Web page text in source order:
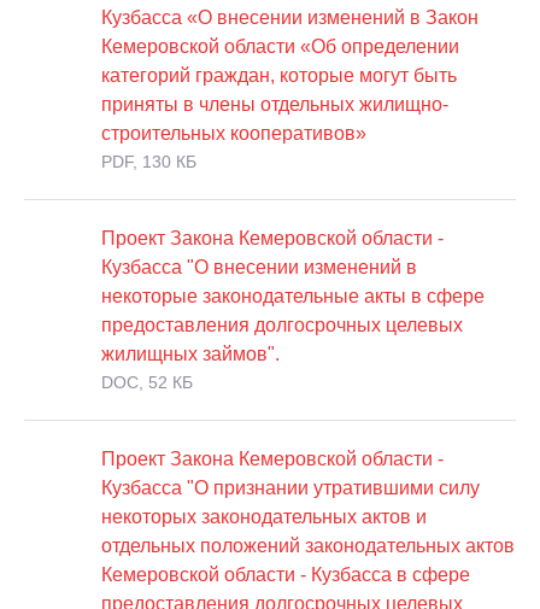
Кузбасса «О внесении изменений в Закон
Кемеровской области «Об определении
категорий граждан, которые могут быть
приняты в члены отдельных жилищно-
строительных кооперативов»
PDF, 130 КБ
Проект Закона Кемеровской области -
Кузбасса "О внесении изменений в
некоторые законодательные акты в сфере
предоставления долгосрочных целевых
жилищных займов".
DOC, 52 КБ
Проект Закона Кемеровской области -
Кузбасса "О признании утратившими силу
некоторых законодательных актов и
отдельных положений законодательных актов
Кемеровской области - Кузбасса в сфере
предоставления долгосрочных целевых